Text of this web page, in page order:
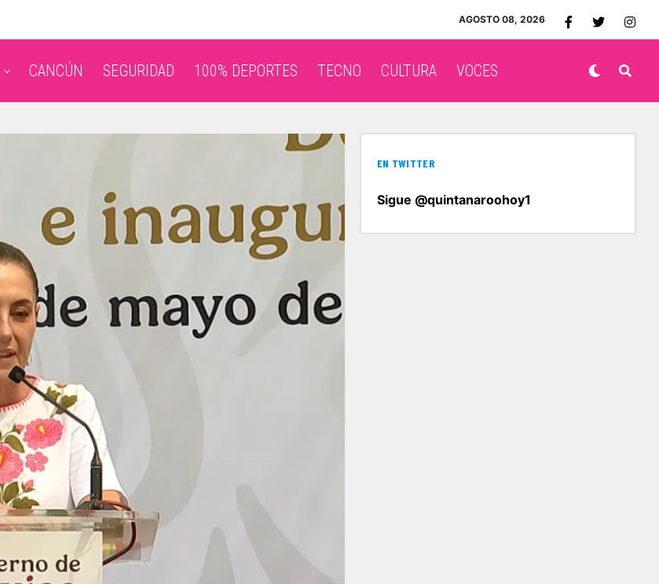
AGOSTO 08, 2026
CANCÚN SEGURIDAD 100% DEPORTES TECNO CULTURA VOCES
EN TWITTER
Sigue @quintanaroohoy1